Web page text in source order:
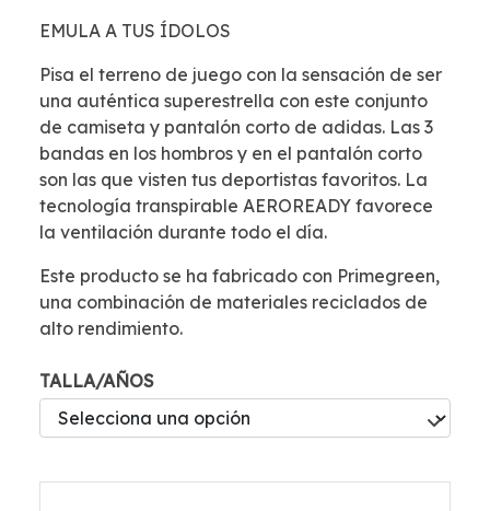
EMULA A TUS ÍDOLOS
Pisa el terreno de juego con la sensación de ser
una auténtica superestrella con este conjunto
de camiseta y pantalón corto de adidas. Las 3
bandas en los hombros y en el pantalón corto
son las que visten tus deportistas favoritos. La
tecnología transpirable AEROREADY favorece
la ventilación durante todo el día.
Este producto se ha fabricado con Primegreen,
una combinación de materiales reciclados de
alto rendimiento.
TALLA/AÑOS